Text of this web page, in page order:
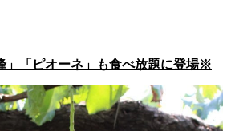
」「ピオーネ」も食べ放題に登場※